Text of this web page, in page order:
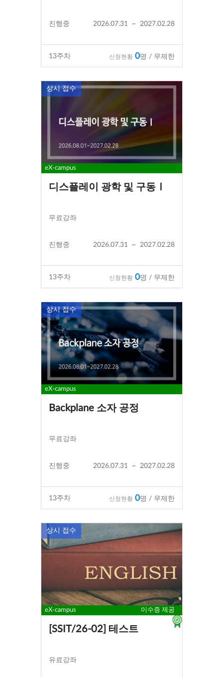
진행중 2026.07.31 ~ 2027.02.28
13주차 신청현황 0명 / 무제한
상시 접수
eX-campus
디스플레이 광학 및 구동Ⅰ
무료강좌
진행중 2026.07.31 ~ 2027.02.28
13주차 신청현황 0명 / 무제한
상시 접수
eX-campus
Backplane 소자 공정
무료강좌
진행중 2026.07.31 ~ 2027.02.28
13주차 신청현황 0명 / 무제한
상시 접수
eX-campus 이수증 제공
[SSIT/26-02] 테스트
유료강좌